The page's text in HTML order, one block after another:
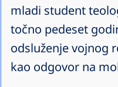
mladi student
točno pedeset
odsluženje vojnog
kao odgovor na